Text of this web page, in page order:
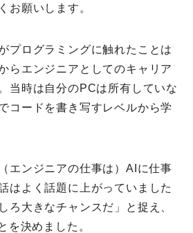
お願いします。
プログラミングに触れたことは
らエンジニアとしてのキャリア
当時は自分のPCは所有していな
コードを書き写すレベルから学
エンジニアの仕事は）AIに仕事
はよく話題に上がっていました
ろ大きなチャンスだ」と捉え、
を決めました。